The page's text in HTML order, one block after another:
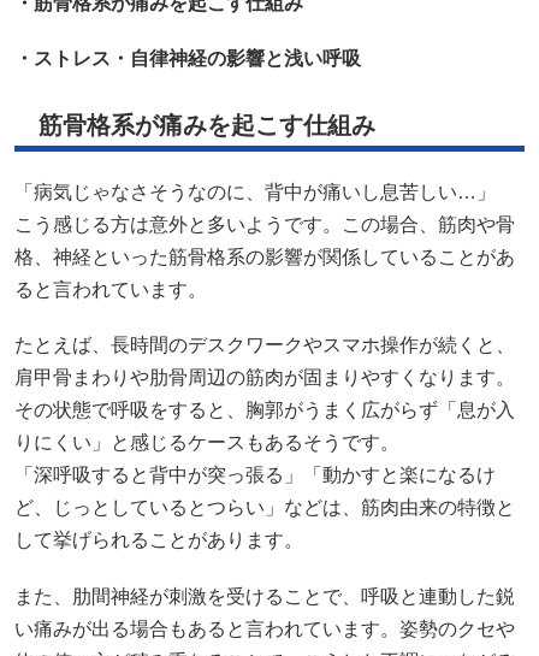
こう感じる方は意外と多いようです。この場合、筋肉や骨
ると言われています。
肩甲骨まわりや肋骨周辺の筋肉が固まりやすくなります。
その状態で呼吸をすると、胸郭がうまく広がらず「息が入
りにくい」と感じるケースもあるそうです。
「深呼吸すると背中が突っ張る」「動かすと楽になるけ
ど、じっとしているとつらい」などは、筋肉由来の特徴と
して挙げられることがあります。
また、肋間神経が刺激を受けることで、呼吸と連動した鋭
い痛みが出る場合もあると言われています。姿勢のクセや
体の使い方が積み重なることで、こうした不調につながる
可能性があると考えられています。
引用元：https://sakaguchi-seikotsuin.com/senaka-itami/